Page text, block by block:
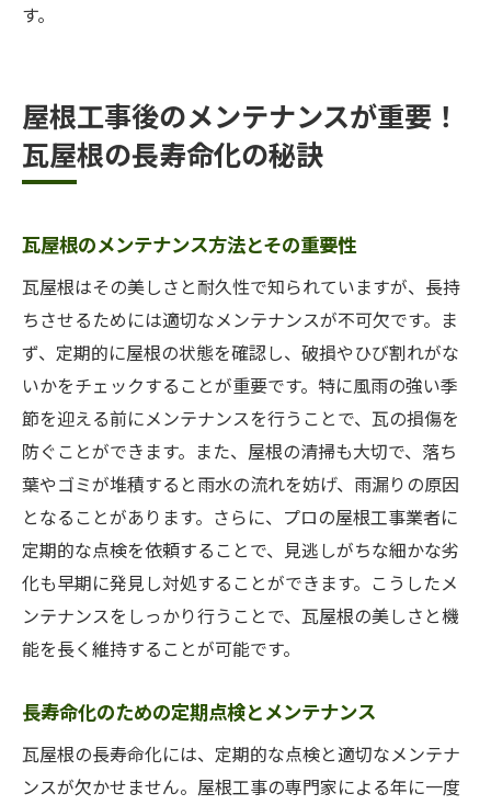
す。
屋根工事後のメンテナンスが重要！
瓦屋根の長寿命化の秘訣
瓦屋根のメンテナンス方法とその重要性
瓦屋根はその美しさと耐久性で知られていますが、長持
ちさせるためには適切なメンテナンスが不可欠です。ま
ず、定期的に屋根の状態を確認し、破損やひび割れがな
いかをチェックすることが重要です。特に風雨の強い季
節を迎える前にメンテナンスを行うことで、瓦の損傷を
防ぐことができます。また、屋根の清掃も大切で、落ち
葉やゴミが堆積すると雨水の流れを妨げ、雨漏りの原因
となることがあります。さらに、プロの屋根工事業者に
定期的な点検を依頼することで、見逃しがちな細かな劣
化も早期に発見し対処することができます。こうしたメ
ンテナンスをしっかり行うことで、瓦屋根の美しさと機
能を長く維持することが可能です。
長寿命化のための定期点検とメンテナンス
瓦屋根の長寿命化には、定期的な点検と適切なメンテナ
ンスが欠かせません。屋根工事の専門家による年に一度